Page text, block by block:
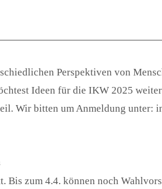
Perspektiven von
Ideen für die IKW 2025
Wir bitten um Anmeldung
zum 4.4. können noch